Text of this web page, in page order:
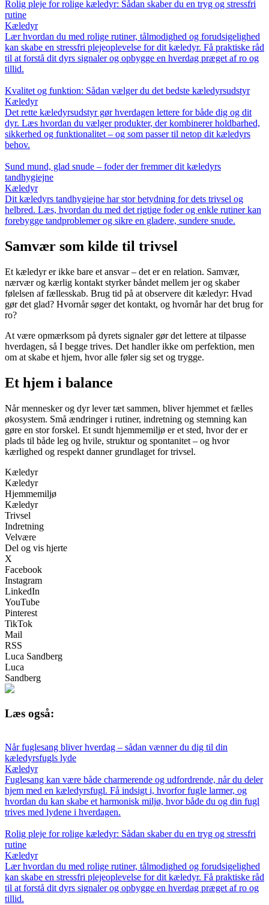
Rolig pleje for rolige kæledyr: Sådan skaber du en tryg og stressfri
rutine
Kæledyr
Lær hvordan du med rolige rutiner, tålmodighed og forudsigelighed
kan skabe en stressfri plejeoplevelse for dit kæledyr. Få praktiske råd
til at forstå dit dyrs signaler og opbygge en hverdag præget af ro og
tillid.
Kvalitet og funktion: Sådan vælger du det bedste kæledyrsudstyr
Kæledyr
Det rette kæledyrsudstyr gør hverdagen lettere for både dig og dit
dyr. Læs hvordan du vælger produkter, der kombinerer holdbarhed,
sikkerhed og funktionalitet – og som passer til netop dit kæledyrs
behov.
Sund mund, glad snude – foder der fremmer dit kæledyrs
tandhygiejne
Kæledyr
Dit kæledyrs tandhygiejne har stor betydning for dets trivsel og
helbred. Læs, hvordan du med det rigtige foder og enkle rutiner kan
forebygge tandproblemer og sikre en gladere, sundere snude.
Samvær som kilde til trivsel
Et kæledyr er ikke bare et ansvar – det er en relation. Samvær,
nærvær og kærlig kontakt styrker båndet mellem jer og skaber
følelsen af fællesskab. Brug tid på at observere dit kæledyr: Hvad
gør det glad? Hvornår søger det kontakt, og hvornår har det brug for
ro?
At være opmærksom på dyrets signaler gør det lettere at tilpasse
hverdagen, så I begge trives. Det handler ikke om perfektion, men
om at skabe et hjem, hvor alle føler sig set og trygge.
Et hjem i balance
Når mennesker og dyr lever tæt sammen, bliver hjemmet et fælles
økosystem. Små ændringer i rutiner, indretning og stemning kan
gøre en stor forskel. Et sundt hjemmemiljø er et sted, hvor der er
plads til både leg og hvile, struktur og spontanitet – og hvor
kærlighed og respekt danner grundlaget for trivsel.
Kæledyr
Kæledyr
Hjemmemiljø
Kæledyr
Trivsel
Indretning
Velvære
Del og vis hjerte
X
Facebook
Instagram
LinkedIn
YouTube
Pinterest
TikTok
Mail
RSS
Luca Sandberg
Luca
Sandberg
Læs også:
Når fuglesang bliver hverdag – sådan vænner du dig til din
kæledyrsfugls lyde
Kæledyr
Fuglesang kan være både charmerende og udfordrende, når du deler
hjem med en kæledyrsfugl. Få indsigt i, hvorfor fugle larmer, og
hvordan du kan skabe et harmonisk miljø, hvor både du og din fugl
trives med lydene i hverdagen.
Rolig pleje for rolige kæledyr: Sådan skaber du en tryg og stressfri
rutine
Kæledyr
Lær hvordan du med rolige rutiner, tålmodighed og forudsigelighed
kan skabe en stressfri plejeoplevelse for dit kæledyr. Få praktiske råd
til at forstå dit dyrs signaler og opbygge en hverdag præget af ro og
tillid.